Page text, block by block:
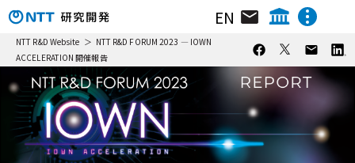
EN
NTT IOWN総合イノベーションセンタ
NTTテクノロジーイノベーションセンタ
NTTネットワークテクノロジーセンタ
NTTコンピューティングテクノロジーセンタ
NTTデバイステクノロジーセンタ
NTTサービスイノベーション総合研究所
組織･研究員･所在地
ニュース&トピックス
リサーチ＆アクティビティ
動画ライブラリ
NTT R&D Website
NTT R&D FORUM 2023 — IOWN
ACCELERATION 開催報告